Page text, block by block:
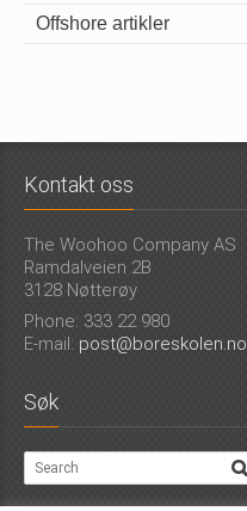
Offshore artikler
Kontakt oss
The Woohoo Company AS
Ramdalveien 2B
3128 Nøtterøy
Phone: 333 22 980
E-mail: post@boreskolen.no
Søk